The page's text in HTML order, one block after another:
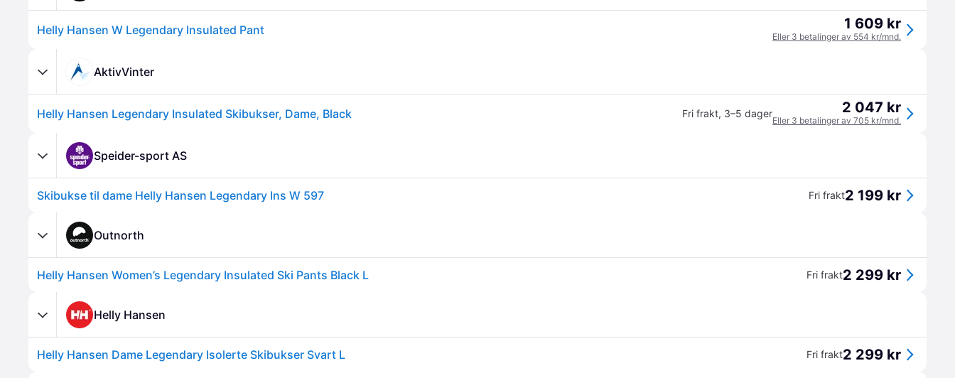
Helly Hansen W Legendary Insulated Pant 1 609 kr
Eller 3 betalinger av 554 kr/mnd.
AktivVinter
Helly Hansen Legendary Insulated Skibukser, Dame, Black Fri frakt, 3–5 dager 2 047 kr
Eller 3 betalinger av 705 kr/mnd.
Speider-sport AS
Skibukse til dame Helly Hansen Legendary Ins W 597 Fri frakt2 199 kr
Outnorth
Helly Hansen Women’s Legendary Insulated Ski Pants Black L Fri frakt2 299 kr
Helly Hansen
Helly Hansen Dame Legendary Isolerte Skibukser Svart L Fri frakt2 299 kr